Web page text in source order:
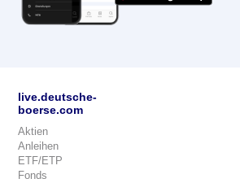
live.deutsche-
boerse.com
Aktien
Anleihen
ETF/ETP
Fonds